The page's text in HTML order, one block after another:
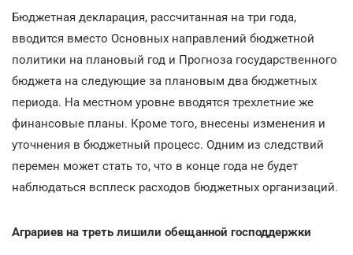
Бюджетная декларация, рассчитанная на три года,
вводится вместо Основных направлений бюджетной
политики на плановый год и Прогноза государственного
бюджета на следующие за плановым два бюджетных
периода. На местном уровне вводятся трехлетние же
финансовые планы. Кроме того, внесены изменения и
уточнения в бюджетный процесс. Одним из следствий
перемен может стать то, что в конце года не будет
наблюдаться всплеск расходов бюджетных организаций.
Аграриев на треть лишили обещанной господдержки